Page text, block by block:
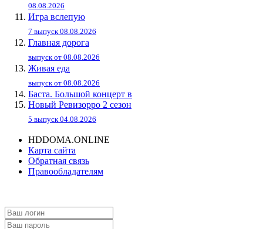
08.08.2026
Игра вслепую
7 выпуск 08.08.2026
Главная дорога
выпуск от 08.08.2026
Живaя eдa
выпуск от 08.08.2026
Баста. Большой концерт в
Новый Ревизорро 2 сезон
5 выпуск 04.08.2026
HDDOMA.ONLINE
Карта сайта
Обратная связь
Правообладателям